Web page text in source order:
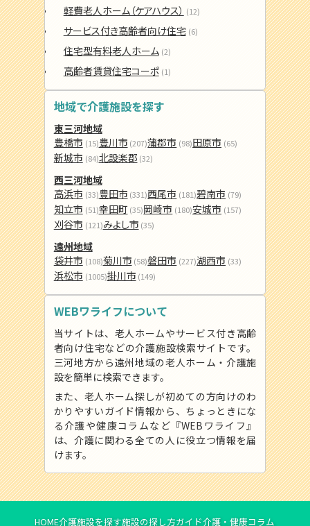
軽費老人ホーム（ケアハウス） (12)
サービス付き高齢者向け住宅 (6)
住宅型有料老人ホーム (2)
高齢者賃貸住宅コーポ (1)
地域で介護施設を探す
東三河地域
豊橋市 (15)豊川市 (207)蒲郡市 (98)田原市 (65)
新城市 (84)北設楽郡 (32)
西三河地域
高浜市 (33)豊田市 (331)西尾市 (181)碧南市 (79)
知立市 (51)幸田町 (35)岡崎市 (180)安城市 (157)
刈谷市 (121)みよし市 (35)
遠州地域
袋井市 (108)菊川市 (58)磐田市 (227)湖西市 (33)
浜松市 (1005)掛川市 (149)
WEBワライフについて
当サイトは、老人ホームやサービス付き高齢
者向け住宅などの介護施設検索サイトです。
三河地方から遠州地域の老人ホーム・介護施
設を簡単に検索できます。
また、老人ホーム探しが初めての方向けのわ
かりやすいガイド情報から、ちょっときにな
る介護や健康コラムなど『WEBワライフ』
は、介護に関わる全ての人に役立つ情報を届
けます。
HOME介護施設を探す施設の探し方ガイド介護・健康コラム